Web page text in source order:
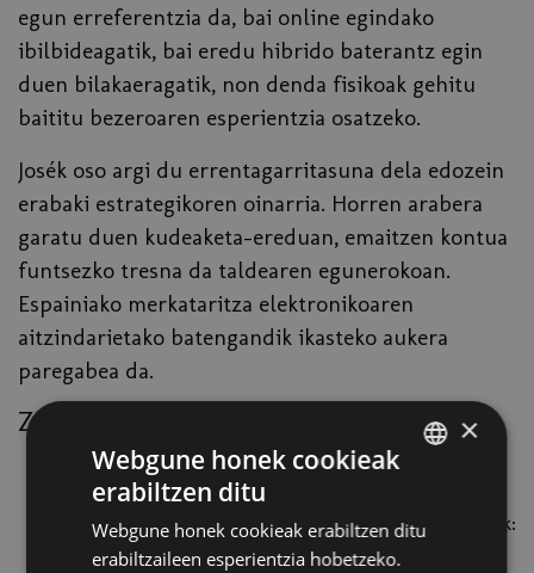
egun erreferentzia da, bai online egindako
ibilbideagatik, bai eredu hibrido baterantz egin
duen bilakaeragatik, non denda fisikoak gehitu
baititu bezeroaren esperientzia osatzeko.
Josék oso argi du errentagarritasuna dela edozein
erabaki estrategikoren oinarria. Horren arabera
garatu duen kudeaketa-ereduan, emaitzen kontua
funtsezko tresna da taldearen egunerokoan.
Espainiako merkataritza elektronikoaren
aitzindarietako batengandik ikasteko aukera
paregabea da.
Zer ikasiko duzu saio horretan?
Nola definitu onlineko negozio-eredu sendo eta
egungo joeretara egokitua.
Salmenta-estrategia eraginkorra ezartzeko gakoak:
bezeroa, merkatua eta kanala.
BASQUE
×
Webgune honek cookieak
erabiltzen ditu
Webgune honek cookieak erabiltzen ditu
erabiltzaileen esperientzia hobetzeko.